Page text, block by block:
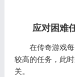
应对困难任
在传奇游戏每
较高的任务，此
关。